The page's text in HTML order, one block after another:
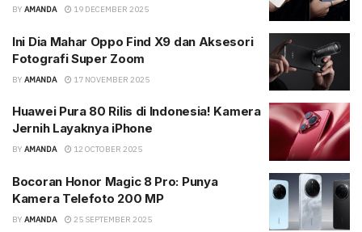
BY AMANDA 19 DECEMBER 2025
Ini Dia Mahar Oppo Find X9 dan Aksesori
Fotografi Super Zoom
BY AMANDA 17 NOVEMBER 2025
Huawei Pura 80 Rilis di Indonesia! Kamera
Jernih Layaknya iPhone
BY AMANDA 12 OCTOBER 2025
Bocoran Honor Magic 8 Pro: Punya
Kamera Telefoto 200 MP
BY AMANDA 25 SEPTEMBER 2025